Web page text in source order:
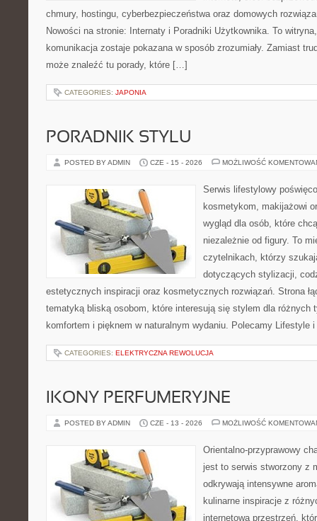
chmury, hostingu, cyberbezpieczeństwa oraz domowych
Nowości na stronie: Internaty i Poradniki Użytkownika. To
komunikacja zostaje pokazana w sposób zrozumiały. Zamiast
może znaleźć tu porady, które […]
CATEGORIES: JAPONIA
PORADNIK STYLU
POSTED BY ADMIN CZE - 15 - 2026 MOŻLIWOŚĆ
Serwis lifestylowy
kosmetykom, makijażowi
wygląd dla osób, które
niezależnie od figury. To
czytelnikach, którzy
dotyczących stylizacji,
estetycznych inspiracji oraz kosmetycznych rozwiązań. Strona
tematyką bliską osobom, które interesują się stylem dla różnych
komfortem i pięknem w naturalnym wydaniu. Polecamy Lifestyle
CATEGORIES: ELEKTRYCZNA REWOLUCJA
IKONY PERFUMERYJNE
POSTED BY ADMIN CZE - 13 - 2026 MOŻLIWOŚĆ
Orientalno-przyprawowy
jest to serwis stworzony z
odkrywają intensywne
kulinarne inspiracje z
internetowa przestrzeń,